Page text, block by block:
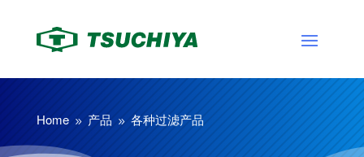
Home 9 产品 9 各种过滤产品